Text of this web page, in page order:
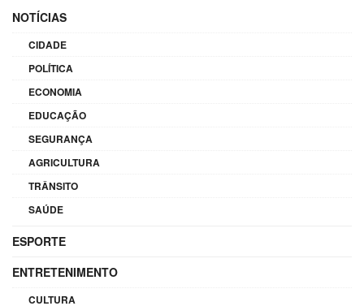
NOTÍCIAS
CIDADE
POLÍTICA
ECONOMIA
EDUCAÇÃO
SEGURANÇA
AGRICULTURA
TRÂNSITO
SAÚDE
ESPORTE
ENTRETENIMENTO
CULTURA